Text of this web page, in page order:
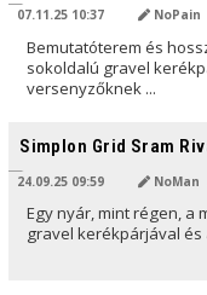
07.11.25 10:37 NoPain
Bemutatóterem és
sokoldalú gravel
versenyzőknek ...
Simplon Grid Sram
24.09.25 09:59 NoMan
Egy nyár, mint régen, a
gravel kerékpárjával